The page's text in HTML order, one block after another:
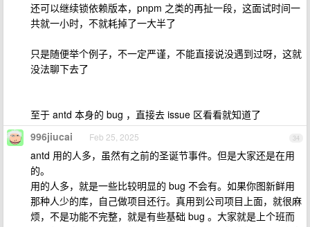
还可以继续锁依赖版本，pnpm 之类的再扯一段，这面试时间一
共就一小时，不就耗掉了一大半了
只是随便举个例子，不一定严谨，不能直接说没遇到过呀，这就
没法聊下去了
至于 antd 本身的 bug ，直接去 issue 区看看就知道了
34
996jiucai Feb 25, 2025
antd 用的人多，虽然有之前的圣诞节事件。但是大家还是在用
的。
用的人多，就是一些比较明显的 bug 不会有。如果你图新鲜用
那种人少的库，自己做项目还行。真用到公司项目上面，就很麻
烦，不是功能不完整，就是有些基础 bug 。大家就是上个班而